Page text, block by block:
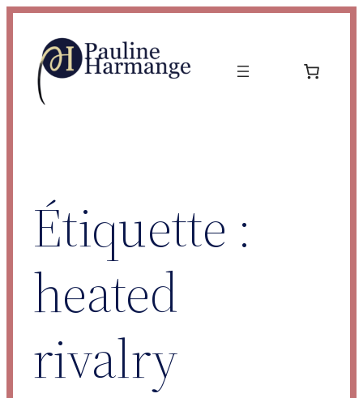
contenu
Étiquette :
heated
rivalry